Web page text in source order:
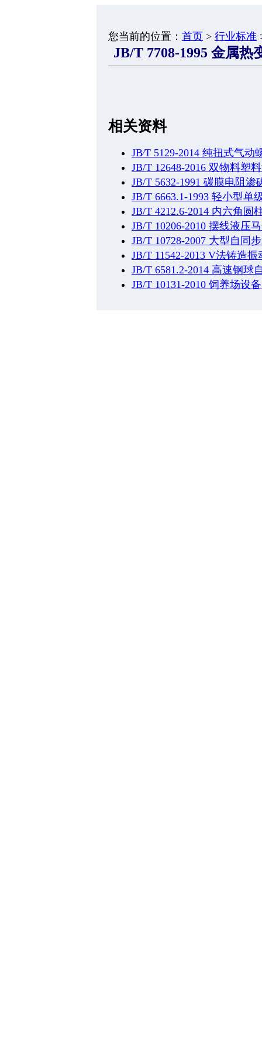
您当前的位置： 首页 > 行业标准
JB/T 7708-1995 金属
相关资料
JB∕T 5129-2014 纯扭式气动
JB/T 12648-2016 双物料塑
JB/T 5632-1991 碳膜电阻渗
JB/T 6663.1-1993 轻小型单
JB/T 4212.6-2014 内六角圆
JB/T 10206-2010 摆线液压
JB/T 10728-2007 大型自同
JB/T 11542-2013 V法铸造
JB/T 6581.2-2014 高速钢球
JB/T 10131-2010 饲养场设